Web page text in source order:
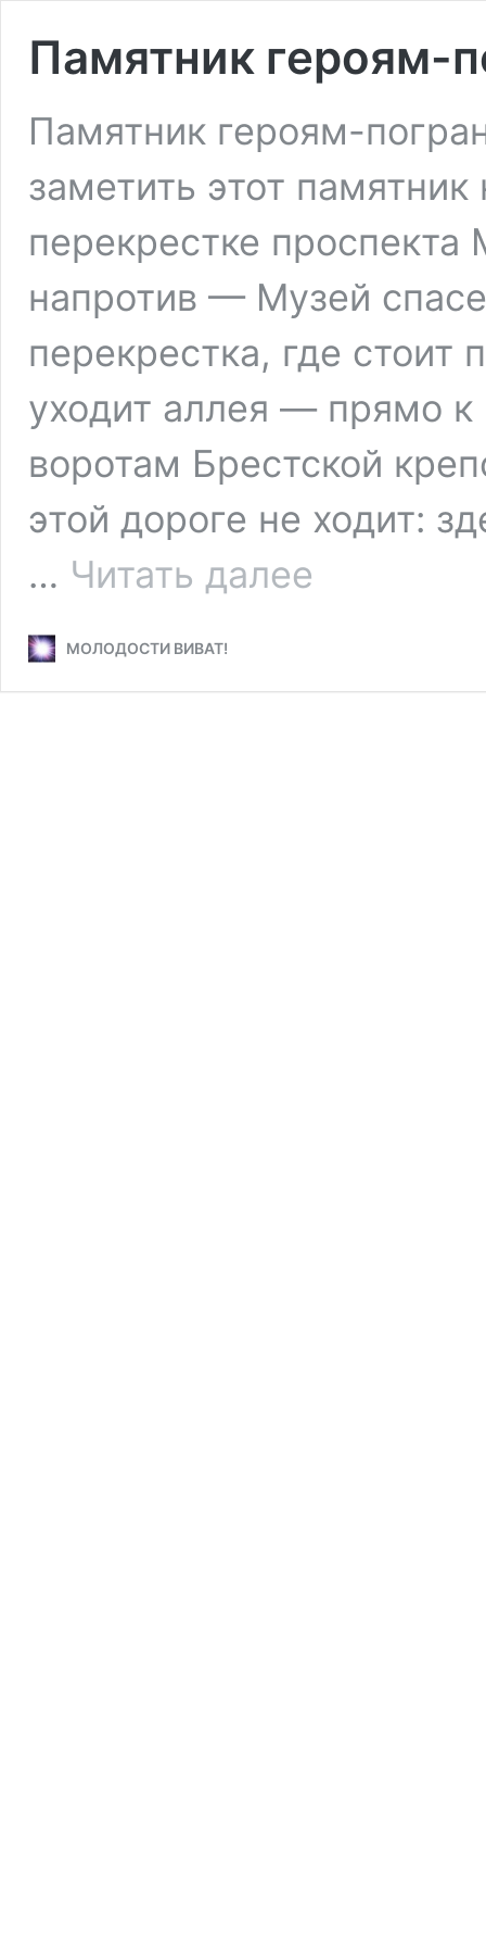
Памятник героям-
Памятник героям-
заметить этот
перекрестке
напротив — Музей
перекрестка, где
уходит аллея — прямо
воротам Брестской
этой дороге не ходит:
… Читать далее
МОЛОДОСТИ ВИВАТ!